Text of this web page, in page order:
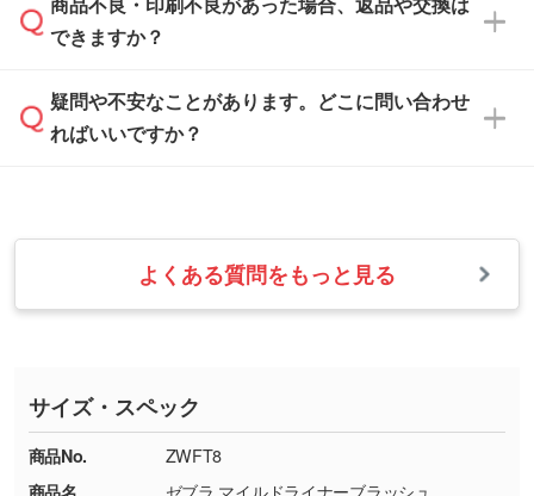
解像度の低い画像や、手書きのイラスト、写真
などを、印刷に適したベクターデータに変換し
・フルカラーデータを1色に変換してほしい
・1色印刷でグラデーションや濃淡を表現した
い
す。→詳しく見る
・コーポレートカラーを使って印刷したい／印
白色か淡い色の印刷色をおすすめしておりま
本体色がナチュラルなど淡色の場合、印刷をく
っきりと目立たせたいときは濃い印刷色が、柔
らかい雰囲気にしたいときは淡い印刷色が映え
また、お選びいただいた印刷色が本体色に合わ
ない場合や仕上がりに影響しそうな場合は、ス
タッフから別の色をご案内することもございま
営業日は平日の10:00～18:00で、土日祝日はお
休みとなります。注文・見積・お問い合わせ
速やかに対応いたします。
できますか？
お手数をお掛けいたしますが、至急担当スタッ
フまでご連絡ください。商品の状況を確認し、
・お届け時に商品が損傷・故障している場合
・ご注文と異なる商品が届いた場合
・印刷不良があった場合
※詳しくは「商品の良品基準について
ください。
疑問や不安なことがあります。どこに問い合わせ
ればいいですか？
業日以内に担当スタッフよりメールにてご連絡
いたします。
お急ぎの場合はお電話でのご質問も受け付けて
TEL：0422-29-9911 営業時間10:00～
18:00(土日祝日除く)
よくある質問をもっと見る
サイズ・スペック
商品No.
ZWFT8
商品名
ゼブラ マイルドライナーブラッシュ